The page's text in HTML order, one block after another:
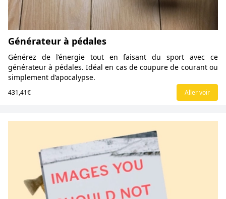
Générateur à pédales
Générez de l’énergie tout en faisant du sport avec ce
générateur à pédales. Idéal en cas de coupure de courant ou
simplement d’apocalypse.
431,41€ Aller voir